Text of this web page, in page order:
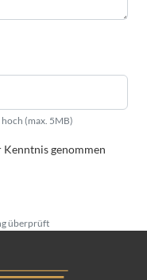
(max. 5MB)
Kenntnis genommen
überprüft